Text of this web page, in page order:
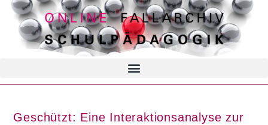
Geschützt: Eine Interaktionsanalyse zur